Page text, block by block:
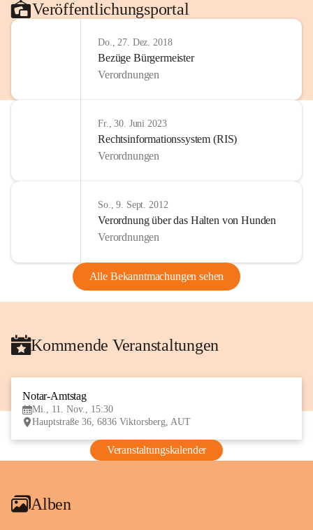
Veröffentlichungsportal
Do., 27. Dez. 2018
Bezüge Bürgermeister
Verordnungen
Fr., 30. Juni 2023
Rechtsinformationssystem (RIS)
Verordnungen
So., 9. Sept. 2012
Verordnung über das Halten von Hunden
Verordnungen
Alle Bekanntmachungen sehen
Kommende Veranstaltungen
Notar-Amtstag
Mi., 11. Nov., 15:30
Hauptstraße 36, 6836 Viktorsberg, AUT
Veranstaltungskalender
Alben